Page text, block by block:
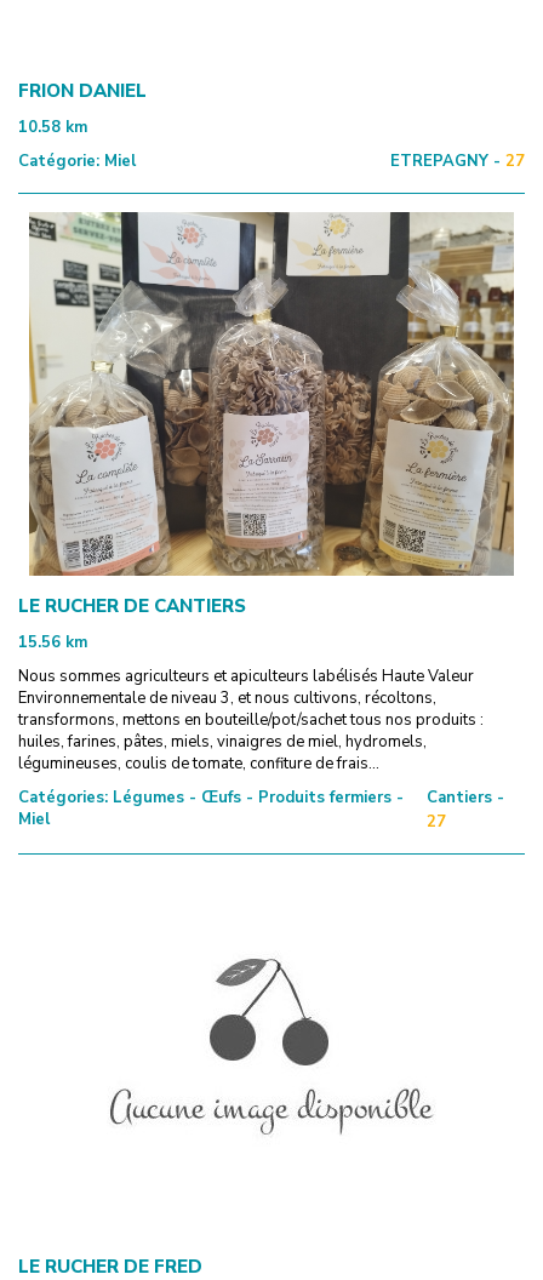
FRION DANIEL
10.58 km
Catégorie: Miel ETREPAGNY - 27
LE RUCHER DE CANTIERS
15.56 km
Nous sommes agriculteurs et apiculteurs labélisés Haute Valeur
Environnementale de niveau 3, et nous cultivons, récoltons,
transformons, mettons en bouteille/pot/sachet tous nos produits :
huiles, farines, pâtes, miels, vinaigres de miel, hydromels,
légumineuses, coulis de tomate, confiture de frais...
Catégories: Légumes - Œufs - Produits fermiers -
Miel
Cantiers -
27
LE RUCHER DE FRED